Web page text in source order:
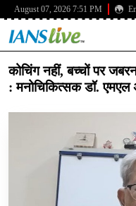
August 07, 2026 7:51 PM
कोचिंग नहीं, बच्चों पर
: मनोचिकित्सक डॉ. एमएल